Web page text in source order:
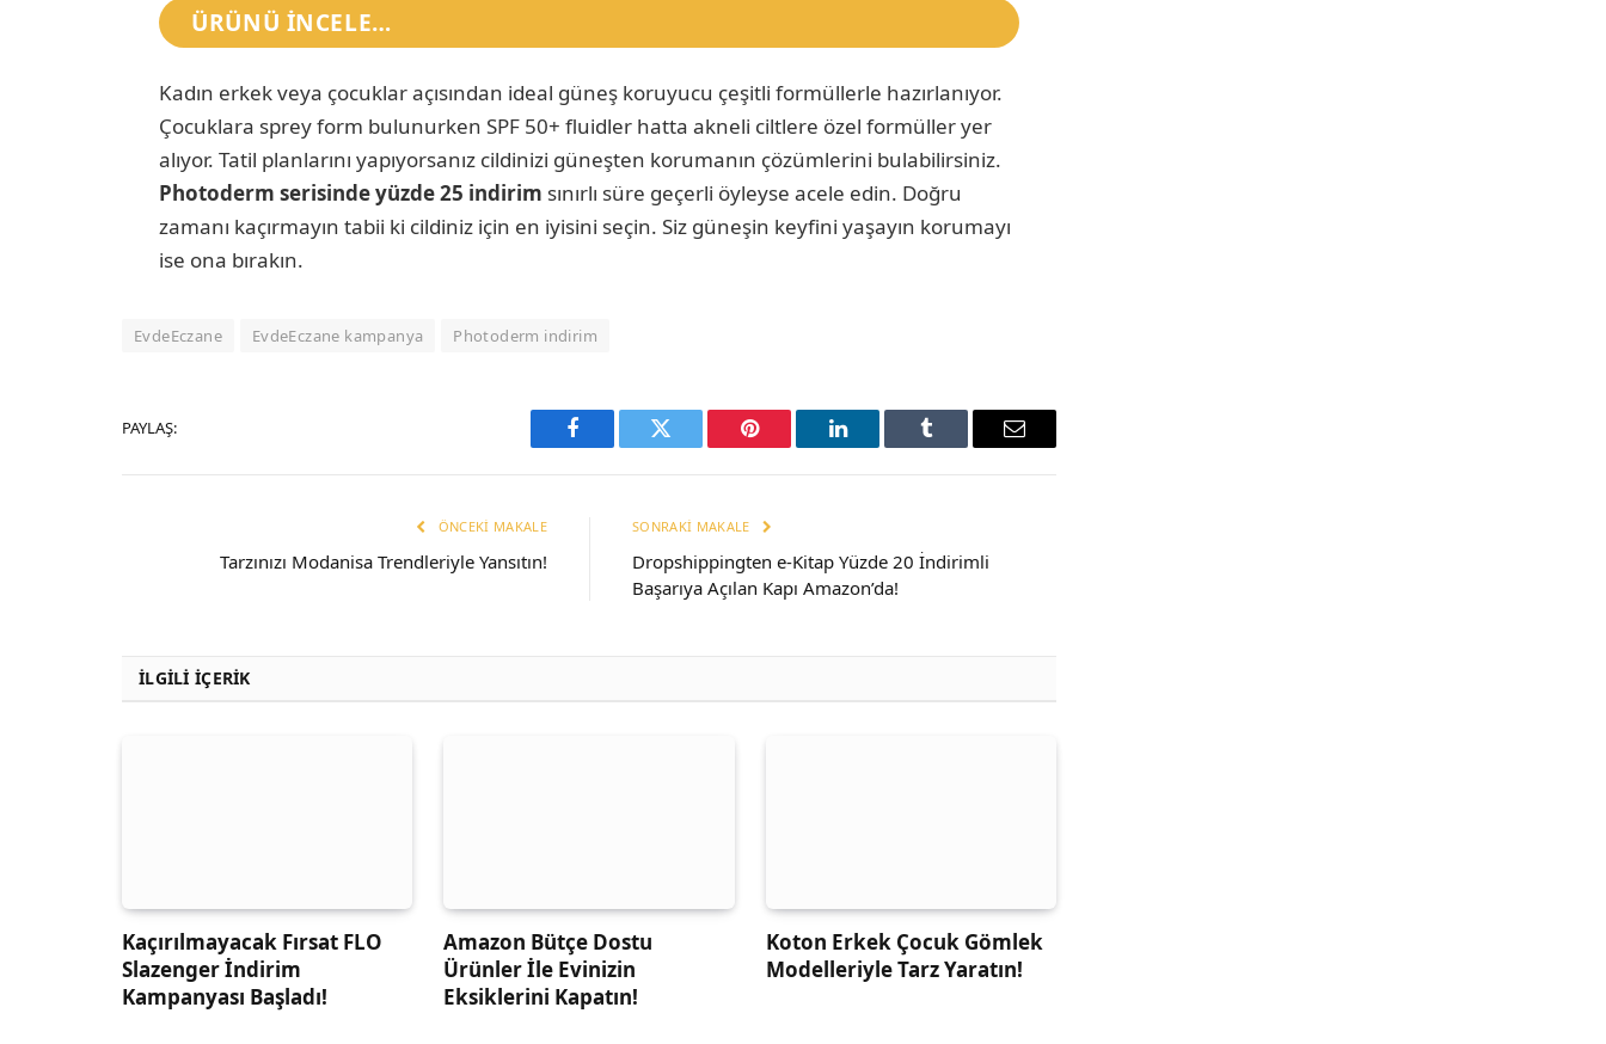
ÜRÜNÜ INCELE…
Kadın erkek veya çocuklar açısından ideal güneş koruyucu çeşitli formüllerle hazırlanıyor.
Çocuklara sprey form bulunurken SPF 50+ fluidler hatta akneli ciltlere özel formüller yer
alıyor. Tatil planlarını yapıyorsanız cildinizi güneşten korumanın çözümlerini bulabilirsiniz.
Photoderm serisinde yüzde 25 indirim sınırlı süre geçerli öyleyse acele edin. Doğru
zamanı kaçırmayın tabii ki cildiniz için en iyisini seçin. Siz güneşin keyfini yaşayın korumayı
ise ona bırakın.
EvdeEczane EvdeEczane kampanya Photoderm indirim
PAYLAŞ:
Facebook Twitter Pinterest LinkedIn Tumblr Email
ÖNCEKI MAKALE
Tarzınızı Modanisa Trendleriyle Yansıtın!
SONRAKI MAKALE
Dropshippingten e-Kitap Yüzde 20 İndirimli
Başarıya Açılan Kapı Amazon’da!
İLGİLİ İÇERİK
Kaçırılmayacak Fırsat FLO
Slazenger İndirim
Kampanyası Başladı!
Amazon Bütçe Dostu
Ürünler İle Evinizin
Eksiklerini Kapatın!
Koton Erkek Çocuk Gömlek
Modelleriyle Tarz Yaratın!